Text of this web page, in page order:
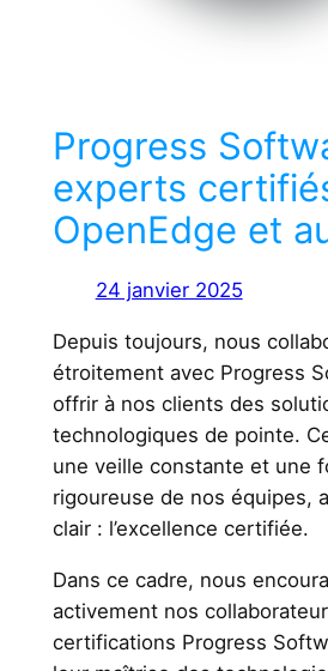
Progress
experts
OpenEdge et
24 janvier 2025
Depuis toujours, nous
étroitement avec Progress
offrir à nos clients des
technologiques de pointe.
une veille constante et une
rigoureuse de nos équipes,
clair : l’excellence certifiée.
Dans ce cadre, nous
activement nos
certifications Progress